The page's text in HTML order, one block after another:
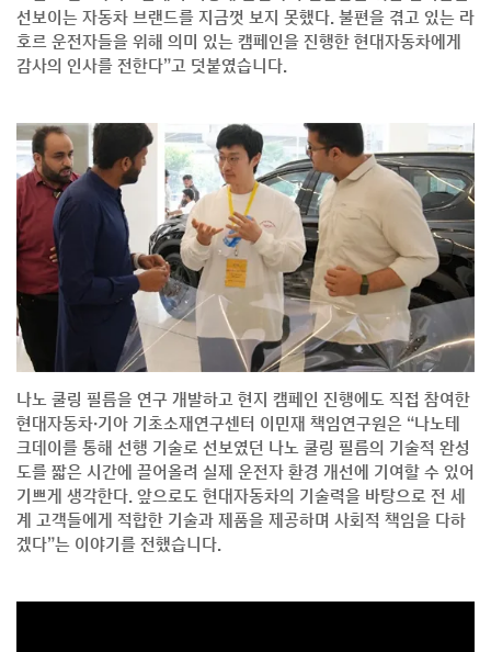
선보이는 자동차 브랜드를 지금껏 보지 못했다. 불편을 겪고 있는 라
호르 운전자들을 위해 의미 있는 캠페인을 진행한 현대자동차에게
감사의 인사를 전한다”고 덧붙였습니다.
나노 쿨링 필름을 연구 개발하고 현지 캠페인 진행에도 직접 참여한
현대자동차·기아 기초소재연구센터 이민재 책임연구원은 “나노테
크데이를 통해 선행 기술로 선보였던 나노 쿨링 필름의 기술적 완성
도를 짧은 시간에 끌어올려 실제 운전자 환경 개선에 기여할 수 있어
기쁘게 생각한다. 앞으로도 현대자동차의 기술력을 바탕으로 전 세
계 고객들에게 적합한 기술과 제품을 제공하며 사회적 책임을 다하
겠다”는 이야기를 전했습니다.